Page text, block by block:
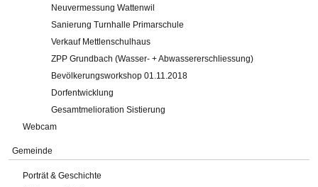
Neuvermessung Wattenwil
Sanierung Turnhalle Primarschule
Verkauf Mettlenschulhaus
ZPP Grundbach (Wasser- + Abwassererschliessung)
Bevölkerungsworkshop 01.11.2018
Dorfentwicklung
Gesamtmelioration Sistierung
Webcam
Gemeinde
Porträt & Geschichte